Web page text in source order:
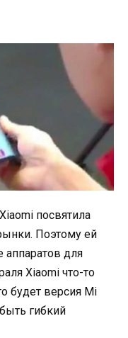
посвятила
Поэтому ей
аппаратов для
Xiaomi что-то
будет версия Mi
гибкий